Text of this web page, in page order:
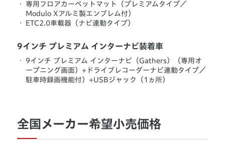
・
専用フロアカーペットマット（プレミアムタイプ／
Modulo Xアルミ製エンブレム付）
・
ETC2.0車載器（ナビ連動タイプ）
9インチ プレミアム インターナビ装着車
・
9インチ プレミアム インターナビ（Gathers）（専用オ
ープニング画面）+ドライブレコーダーナビ連動タイプ／
駐車時録画機能付）+USBジャック（1ヵ所）
全国メーカー希望小売価格